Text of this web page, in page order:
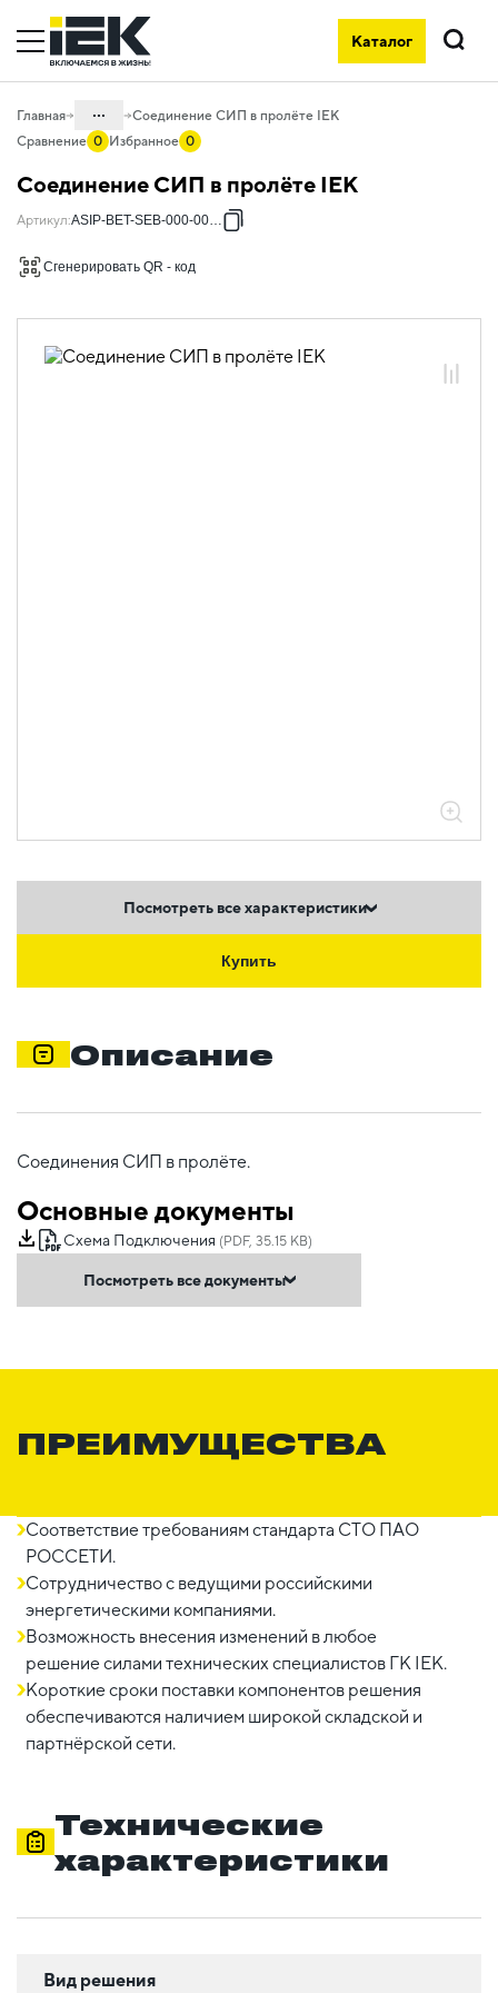
Каталог
Поиск
Главная ...
железобетонных опор
Соединение СИП в пролёте IEK
Сравнение 0 Избранное 0
Соединение СИП в пролёте IEK
Артикул:ASIP-BET-SEB-000-00-00
Сгенерировать QR - код
Посмотреть все характеристики
Купить
Описание
Соединения СИП в пролёте.
Основные документы
Схема Подключения (PDF, 35.15 KB)
Посмотреть все документы
ПРЕИМУЩЕСТВА
Соответствие требованиям стандарта СТО ПАО
РОССЕТИ.
Сотрудничество с ведущими российскими
энергетическими компаниями.
Возможность внесения изменений в любое
решение силами технических специалистов ГК IEK.
Короткие сроки поставки компонентов решения
обеспечиваются наличием широкой складской и
партнёрской сети.
Технические
характеристики
Вид решения